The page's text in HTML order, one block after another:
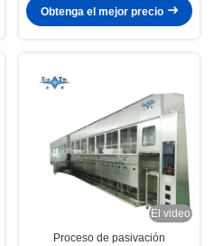
por ultrasonido
Obtenga el mejor precio
El video
Proceso de pasivación